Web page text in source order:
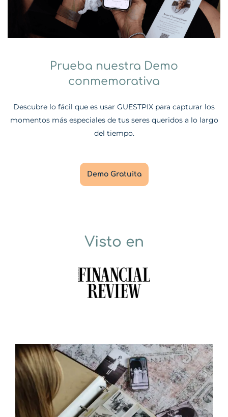
Prueba nuestra Demo
conmemorativa
Descubre lo fácil que es usar GUESTPIX para capturar los
momentos más especiales de tus seres queridos a lo largo
del tiempo.
Demo Gratuita
Visto en